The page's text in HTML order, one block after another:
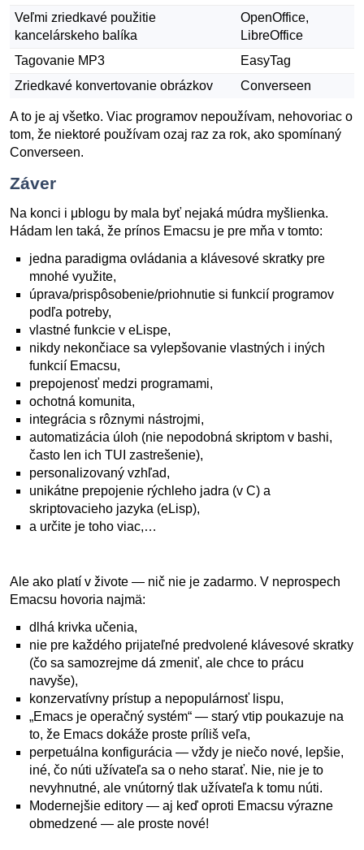
Veľmi zriedkavé použitie
kancelárskeho balíka
OpenOffice,
LibreOffice
Tagovanie MP3
EasyTag
Zriedkavé konvertovanie obrázkov
Converseen
A to je aj všetko. Viac programov nepoužívam, nehovoriac o
tom, že niektoré používam ozaj raz za rok, ako spomínaný
Converseen.
Záver
Na konci i μblogu by mala byť nejaká múdra myšlienka.
Hádam len taká, že prínos Emacsu je pre mňa v tomto:
jedna paradigma ovládania a klávesové skratky pre
mnohé využite,
úprava/prispôsobenie/priohnutie si funkcií programov
podľa potreby,
vlastné funkcie v eLispe,
nikdy nekončiace sa vylepšovanie vlastných i iných
funkcií Emacsu,
prepojenosť medzi programami,
ochotná komunita,
integrácia s rôznymi nástrojmi,
automatizácia úloh (nie nepodobná skriptom v bashi,
často len ich TUI zastrešenie),
personalizovaný vzhľad,
unikátne prepojenie rýchleho jadra (v C) a
skriptovacieho jazyka (eLisp),
a určite je toho viac,…
Ale ako platí v živote — nič nie je zadarmo. V neprospech
Emacsu hovoria najmä:
dlhá krivka učenia,
nie pre každého prijateľné predvolené klávesové skratky
(čo sa samozrejme dá zmeniť, ale chce to prácu
navyše),
konzervatívny prístup a nepopulárnosť lispu,
„Emacs je operačný systém“ — starý vtip poukazuje na
to, že Emacs dokáže proste príliš veľa,
perpetuálna konfigurácia — vždy je niečo nové, lepšie,
iné, čo núti užívateľa sa o neho starať. Nie, nie je to
nevyhnutné, ale vnútorný tlak užívateľa k tomu núti.
Modernejšie editory — aj keď oproti Emacsu výrazne
obmedzené — ale proste nové!